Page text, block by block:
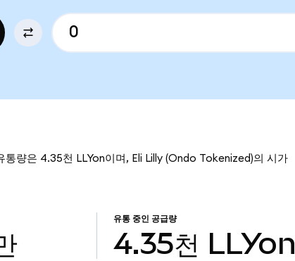
량은 4.35천 LLYon이며, Eli Lilly (Ondo Tokenized)의 시가
유통 중인 공급량
4.35천 LLYon